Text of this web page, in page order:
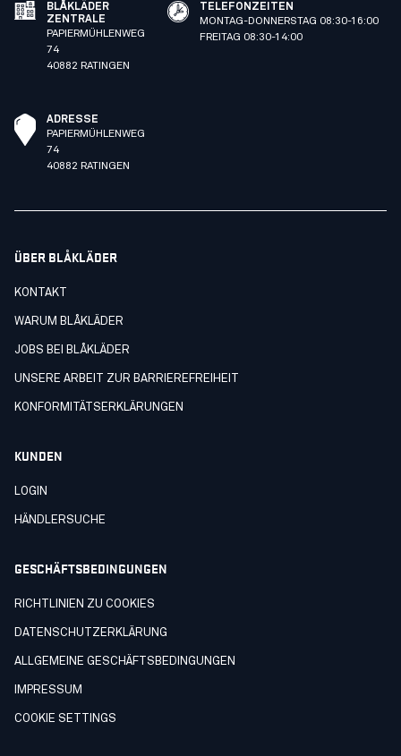
BLÅKLÄDER
ZENTRALE
PAPIERMÜHLENWEG
74
40882 RATINGEN
TELEFONZEITEN
MONTAG-DONNERSTAG 08:30-16:00
FREITAG 08:30-14:00
ADRESSE
PAPIERMÜHLENWEG
74
40882 RATINGEN
ÜBER BLÅKLÄDER
KONTAKT
WARUM BLÅKLÄDER
JOBS BEI BLÅKLÄDER
UNSERE ARBEIT ZUR BARRIEREFREIHEIT
KONFORMITÄTSERKLÄRUNGEN
KUNDEN
LOGIN
HÄNDLERSUCHE
GESCHÄFTSBEDINGUNGEN
RICHTLINIEN ZU COOKIES
DATENSCHUTZERKLÄRUNG
ALLGEMEINE GESCHÄFTSBEDINGUNGEN
IMPRESSUM
COOKIE SETTINGS